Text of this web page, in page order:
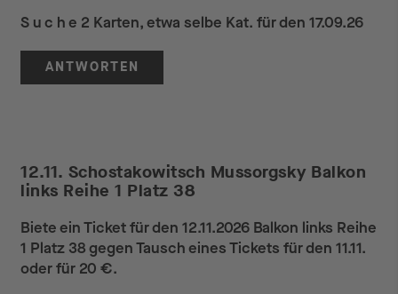
S u c h e 2 Karten, etwa selbe Kat. für den 17.09.26
ANTWORTEN
12.11. Schostakowitsch Mussorgsky Balkon
links Reihe 1 Platz 38
Biete ein Ticket für den 12.11.2026 Balkon links Reihe
1 Platz 38 gegen Tausch eines Tickets für den 11.11.
oder für 20 €.